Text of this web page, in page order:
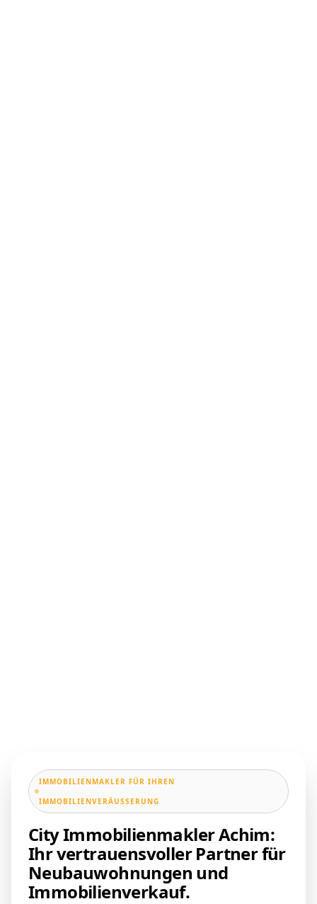
IMMOBILIENMAKLER FÜR IHREN
IMMOBILIENVERÄUSSERUNG
City Immobilienmakler Achim:
Ihr vertrauensvoller Partner für
Neubauwohnungen und
Immobilienverkauf.